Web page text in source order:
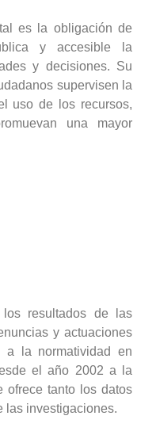
es la obligación de
y accesible la
y decisiones. Su
supervisen la
uso de los recursos,
una mayor
los resultados de las
y actuaciones
a la normatividad en
el año 2002 a la
ofrece tanto los datos
las investigaciones.